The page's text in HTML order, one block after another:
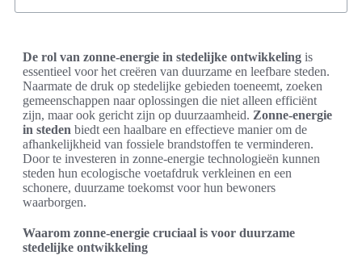
De rol van zonne-energie in stedelijke ontwikkeling is
essentieel voor het creëren van duurzame en leefbare steden.
Naarmate de druk op stedelijke gebieden toeneemt, zoeken
gemeenschappen naar oplossingen die niet alleen efficiënt
zijn, maar ook gericht zijn op duurzaamheid. Zonne-energie
in steden biedt een haalbare en effectieve manier om de
afhankelijkheid van fossiele brandstoffen te verminderen.
Door te investeren in zonne-energie technologieën kunnen
steden hun ecologische voetafdruk verkleinen en een
schonere, duurzame toekomst voor hun bewoners
waarborgen.
Waarom zonne-energie cruciaal is voor duurzame
stedelijke ontwikkeling